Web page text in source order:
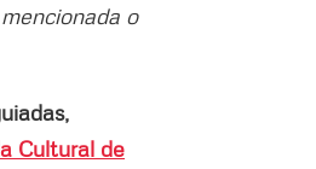
o
Cultural de